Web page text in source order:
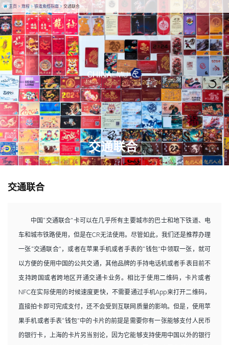
交通联合
主页 旅程 铁道乘搭指南 交通联合
交通联合
中国“交通联合”卡可以在几乎所有主要城市的巴士和地下铁道、电
车和城市铁路使用，但是在CR无法使用。尽管如此，我们还是推荐办理
一张“交通联合”，或者在苹果手机或者手表的“钱包”中领取一张，就可
以方便的使用中国的公共交通，其他品牌的手持电话机或者手表目前不
支持跨国或者跨地区开通交通卡业务。相比于使用二维码，卡片或者
NFC在实际使用的时候速度更快，不需要通过手机App来打开二维码，
直接拍卡即可完成支付，还不会受到互联网质量的影响。但是，使用苹
果手机或者手表“钱包”中的卡片的前提是需要你有一张能够支付人民币
的银行卡，上海的卡片另当别论，因为它能够支持使用中国以外的银行